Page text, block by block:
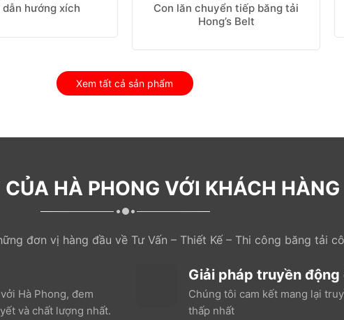
dẫn hướng xích
Con lăn chuyển tiếp băng tải
Hong’s Belt
Xem tất cả sản phẩm
HÀ PHONG VỚI KHÁCH HÀNG
đơn vị hàng đầu về Tư Vấn – Thiết Kế – Thi công băng tải
Hà Phong, đem
và chất lượng nhất.
Giải pháp truyền
Chúng tôi cam kết mang lại
thấp nhất